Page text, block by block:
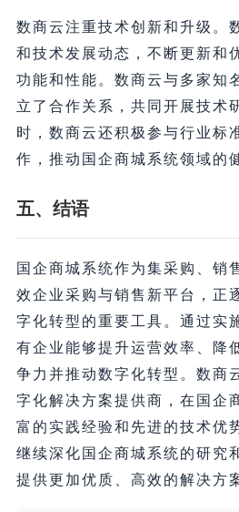
数商云注重技术创新和升级。
和技术发展动态，不断更新和
功能和性能。数商云与多家知
立了合作关系，共同开展技术
时，数商云还积极参与行业标
作，推动国企商城系统领域的
五、结语
国企商城系统作为集采购、销
效企业采购与销售新平台，正
字化转型的重要工具。通过实
有企业能够提升运营效率、降
争力并推动数字化转型。数商
字化解决方案提供商，在国企
富的实践经验和先进的技术优
继续深化国企商城系统的研究
提供更加优质、高效的解决方